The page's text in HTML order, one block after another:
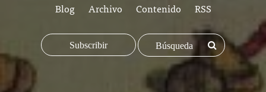
Blog
Archivo Contenido RSS
Subscribir